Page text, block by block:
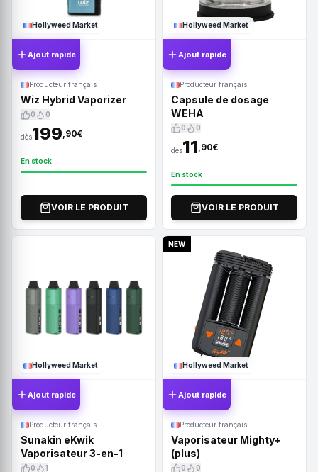
Hollyweed Market
Ajout rapide
Producteur français
Wiz Hybrid Vaporizer
0 0
dès199,90€
En stock
VOIR LE PRODUIT
Hollyweed Market
Ajout rapide
Producteur français
Capsule de dosage
WEHA
0 0
dès11,90€
En stock
VOIR LE PRODUIT
Hollyweed Market
Ajout rapide
Producteur français
Sunakin eKwik
Vaporisateur 3-en-1
0 1
NEW
Hollyweed Market
Ajout rapide
Producteur français
Vaporisateur Mighty+
(plus)
0 0